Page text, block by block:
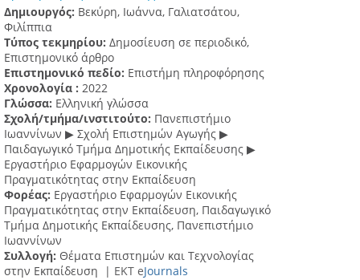
Δημιουργός: Βεκύρη, Ιωάννα, Γαλιατσάτου,
Φιλίππια
Τύπος τεκμηρίου: Δημοσίευση σε περιοδικό,
Επιστημονικό άρθρο
Επιστημονικό πεδίο: Επιστήμη πληροφόρησης
Χρονολογία : 2022
Γλώσσα: Ελληνική γλώσσα
Σχολή/τμήμα/ινστιτούτο: Πανεπιστήμιο
Ιωαννίνων ▶ Σχολή Επιστημών Αγωγής ▶
Παιδαγωγικό Τμήμα Δημοτικής Εκπαίδευσης ▶
Eργαστήριο Εφαρμογών Eικονικής
Πραγματικότητας στην Εκπαίδευση
Φορέας: Εργαστήριο Εφαρμογών Εικονικής
Πραγματικότητας στην Εκπαίδευση, Παιδαγωγικό
Τμήμα Δημοτικής Εκπαίδευσης, Πανεπιστήμιο
Ιωαννίνων
Συλλογή: Θέματα Επιστημών και Τεχνολογίας
στην Εκπαίδευση | ΕΚΤ eJournals